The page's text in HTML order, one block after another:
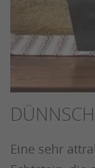
Eine sehr